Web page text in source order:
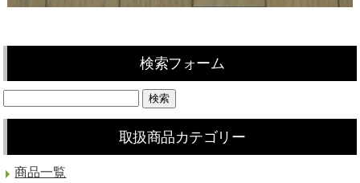
検索フォーム
取扱商品カテゴリー
商品一覧